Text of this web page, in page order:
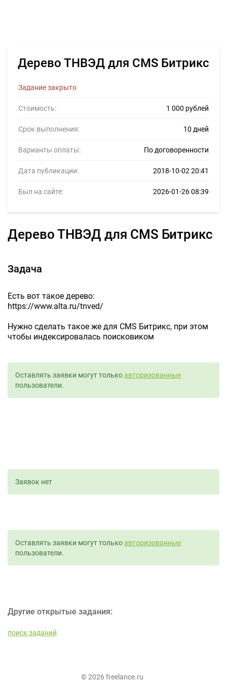
Дерево ТНВЭД для CMS Битрикс
Задание закрыто
Стоимость: 1 000 рублей
Срок выполнения: 10 дней
Варианты оплаты: По договоренности
Дата публикации: 2018-10-02 20:41
Был на сайте: 2026-01-26 08:39
Дерево ТНВЭД для CMS Битрикс
Задача
Есть вот такое дерево:
https://www.alta.ru/tnved/
Нужно сделать такое же для CMS Битрикс, при этом
чтобы индексировалась поисковиком
Оставлять заявки могут толькоавторизованные
пользователи.
Заявок нет
Оставлять заявки могут толькоавторизованные
пользователи.
Другие открытые задания:
поиск заданий
© 2026 freelance.ru